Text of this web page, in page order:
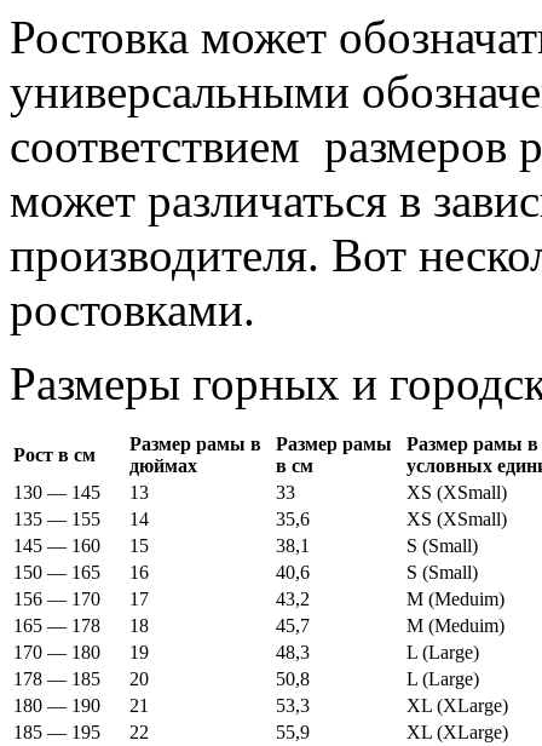
Ростовка может
универсальными
соответствием размеров
может различаться в
производителя. Вот
ростовками.
Размеры горных и
Рост в см
Размер рамы в
дюймах
Размер рамы
в см
Размер рамы в
условных
130 — 145
13 33
XS (XSmall)
135 — 155
14 35,6
XS (XSmall)
145 — 160
15 38,1
S (Small)
150 — 165
16 40,6
S (Small)
156 — 170
17 43,2
M (Meduim)
165 — 178
18 45,7
M (Meduim)
170 — 180
19 48,3
L (Large)
178 — 185
20 50,8
L (Large)
180 — 190
21 53,3
XL (XLarge)
185 — 195
22 55,9
XL (XLarge)